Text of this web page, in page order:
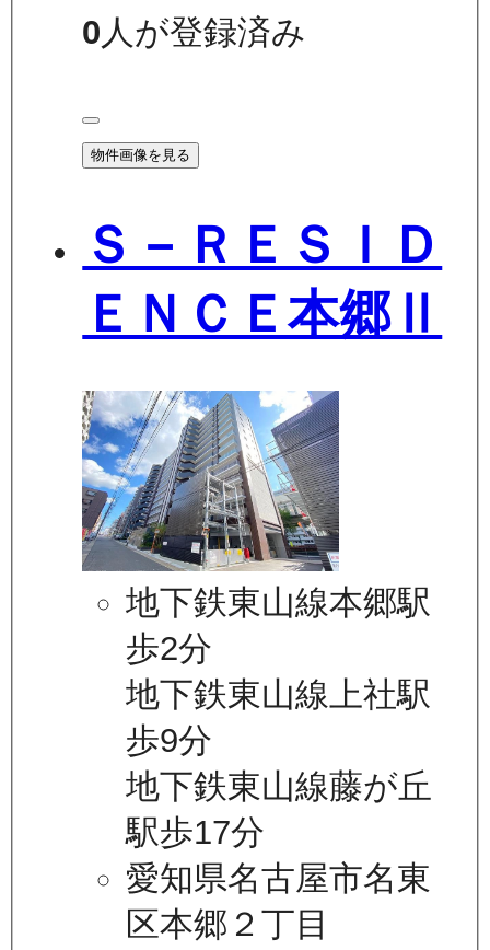
0人が登録済み
物件画像を見る
Ｓ－ＲＥＳＩＤ
ＥＮＣＥ本郷Ⅱ
地下鉄東山線本郷駅
歩2分
地下鉄東山線上社駅
歩9分
地下鉄東山線藤が丘
駅歩17分
愛知県名古屋市名東
区本郷２丁目